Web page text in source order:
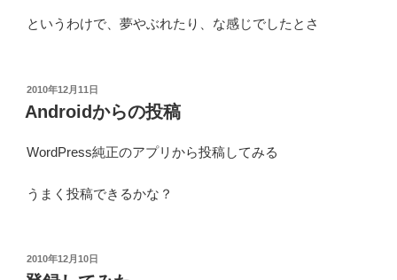
というわけで、夢やぶれたり、な感じでしたとさ
投
稿
日:
2010年12月11日
Androidからの投稿
WordPress純正のアプリから投稿してみる
うまく投稿できるかな？
投
稿
2010年12月10日